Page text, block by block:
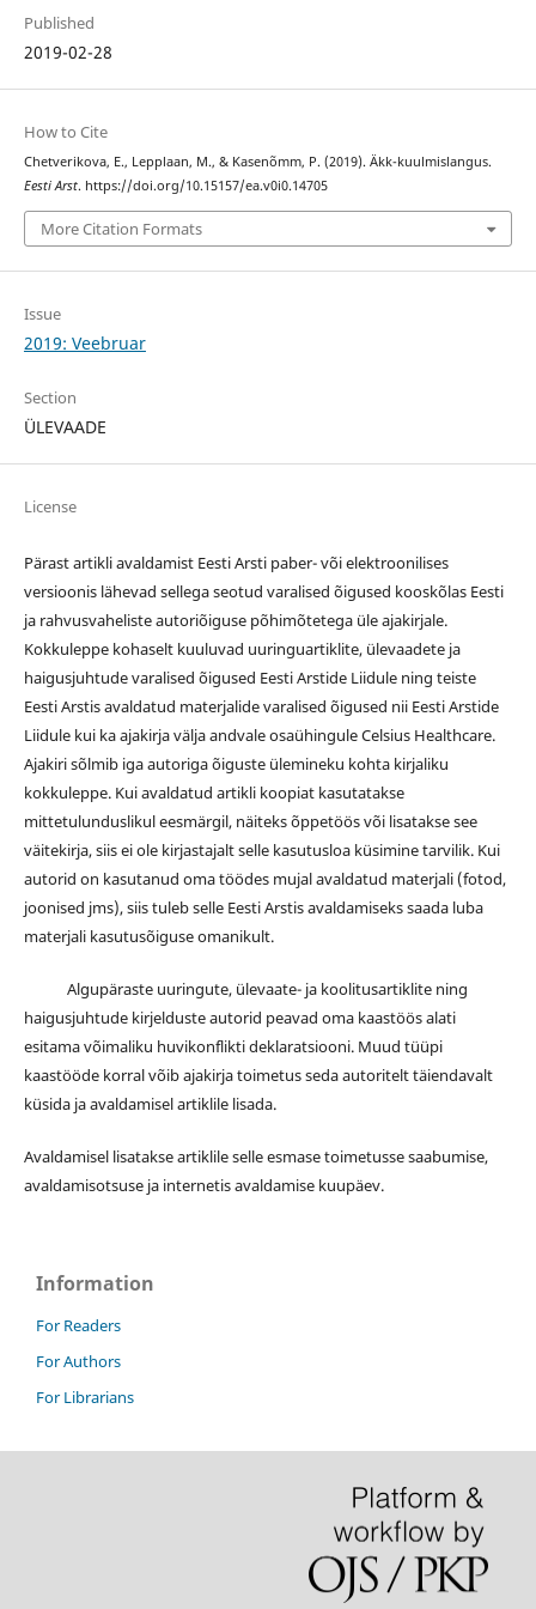
Published
2019-02-28
How to Cite
Chetverikova, E., Lepplaan, M., & Kasenõmm, P. (2019). Äkk-kuulmislangus.
Eesti Arst. https://doi.org/10.15157/ea.v0i0.14705
More Citation Formats
Issue
2019: Veebruar
Section
ÜLEVAADE
License
Pärast artikli avaldamist Eesti Arsti paber- või elektroonilises
versioonis lähevad sellega seotud varalised õigused kooskõlas Eesti
ja rahvusvaheliste autoriõiguse põhimõtetega üle ajakirjale.
Kokkuleppe kohaselt kuuluvad uuringuartiklite, ülevaadete ja
haigusjuhtude varalised õigused Eesti Arstide Liidule ning teiste
Eesti Arstis avaldatud materjalide varalised õigused nii Eesti Arstide
Liidule kui ka ajakirja välja andvale osaühingule Celsius Healthcare.
Ajakiri sõlmib iga autoriga õiguste ülemineku kohta kirjaliku
kokkuleppe. Kui avaldatud artikli koopiat kasutatakse
mittetulunduslikul eesmärgil, näiteks õppetöös või lisatakse see
väitekirja, siis ei ole kirjastajalt selle kasutusloa küsimine tarvilik. Kui
autorid on kasutanud oma töödes mujal avaldatud materjali (fotod,
joonised jms), siis tuleb selle Eesti Arstis avaldamiseks saada luba
materjali kasutusõiguse omanikult.
Algupäraste uuringute, ülevaate- ja koolitusartiklite ning
haigusjuhtude kirjelduste autorid peavad oma kaastöös alati
esitama võimaliku huvikonflikti deklaratsiooni. Muud tüüpi
kaastööde korral võib ajakirja toimetus seda autoritelt täiendavalt
küsida ja avaldamisel artiklile lisada.
Avaldamisel lisatakse artiklile selle esmase toimetusse saabumise,
avaldamisotsuse ja internetis avaldamise kuupäev.
Information
For Readers
For Authors
For Librarians